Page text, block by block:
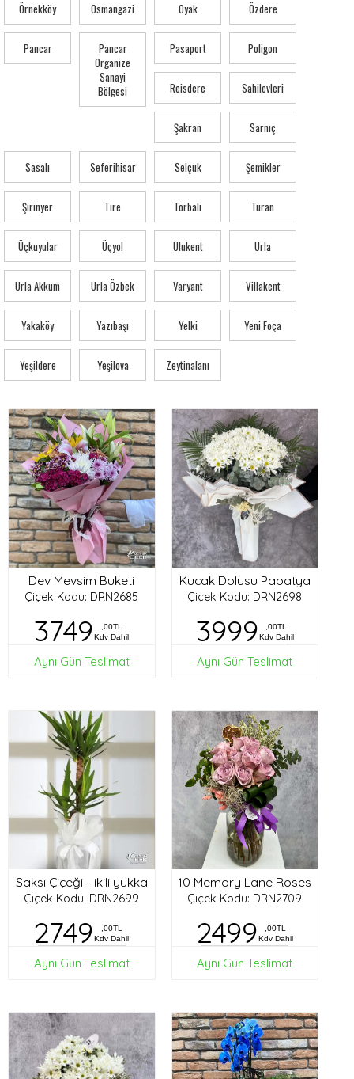
Örnekköy Osmangazi Oyak Özdere
Pancar
Pancar
Organize
Sanayi
Bölgesi
Pasaport Poligon
Reisdere Sahilevleri
Şakran Sarnıç
Sasalı Seferihisar Selçuk Şemikler
Şirinyer Tire Torbalı Turan
Üçkuyular Üçyol Ulukent Urla
Urla Akkum Urla Özbek Varyant Villakent
Yakaköy Yazıbaşı Yelki Yeni Foça
Yeşildere Yeşilova Zeytinalanı
Dev Mevsim Buketi
Çiçek Kodu: DRN2685
3749
,00TL
Kdv Dahil
Aynı Gün Teslimat
Kucak Dolusu Papatya
Çiçek Kodu: DRN2698
3999
,00TL
Kdv Dahil
Aynı Gün Teslimat
Saksı Çiçeği - ikili yukka
Çiçek Kodu: DRN2699
2749
,00TL
Kdv Dahil
Aynı Gün Teslimat
10 Memory Lane Roses
Çiçek Kodu: DRN2709
2499
,00TL
Kdv Dahil
Aynı Gün Teslimat